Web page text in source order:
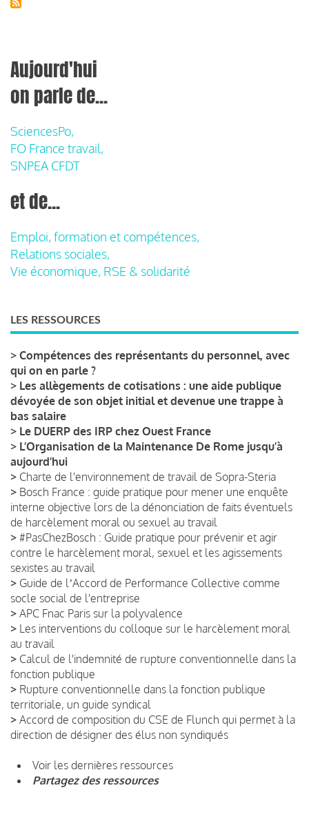
Aujourd'hui
on parle de...
SciencesPo,
FO France travail,
SNPEA CFDT
et de...
Emploi, formation et compétences,
Relations sociales,
Vie économique, RSE & solidarité
LES RESSOURCES
> Compétences des représentants du personnel, avec
qui on en parle ?
> Les allègements de cotisations : une aide publique
dévoyée de son objet initial et devenue une trappe à
bas salaire
> Le DUERP des IRP chez Ouest France
> L’Organisation de la Maintenance De Rome jusqu’à
aujourd’hui
> Charte de l'environnement de travail de Sopra-Steria
> Bosch France : guide pratique pour mener une enquête
interne objective lors de la dénonciation de faits éventuels
de harcèlement moral ou sexuel au travail
> #PasChezBosch : Guide pratique pour prévenir et agir
contre le harcèlement moral, sexuel et les agissements
sexistes au travail
> Guide de lʼAccord de Performance Collective comme
socle social de l'entreprise
> APC Fnac Paris sur la polyvalence
> Les interventions du colloque sur le harcèlement moral
au travail
> Calcul de l'indemnité de rupture conventionnelle dans la
fonction publique
> Rupture conventionnelle dans la fonction publique
territoriale, un guide syndical
> Accord de composition du CSE de Flunch qui permet à la
direction de désigner des élus non syndiqués
Voir les dernières ressources
Partagez des ressources